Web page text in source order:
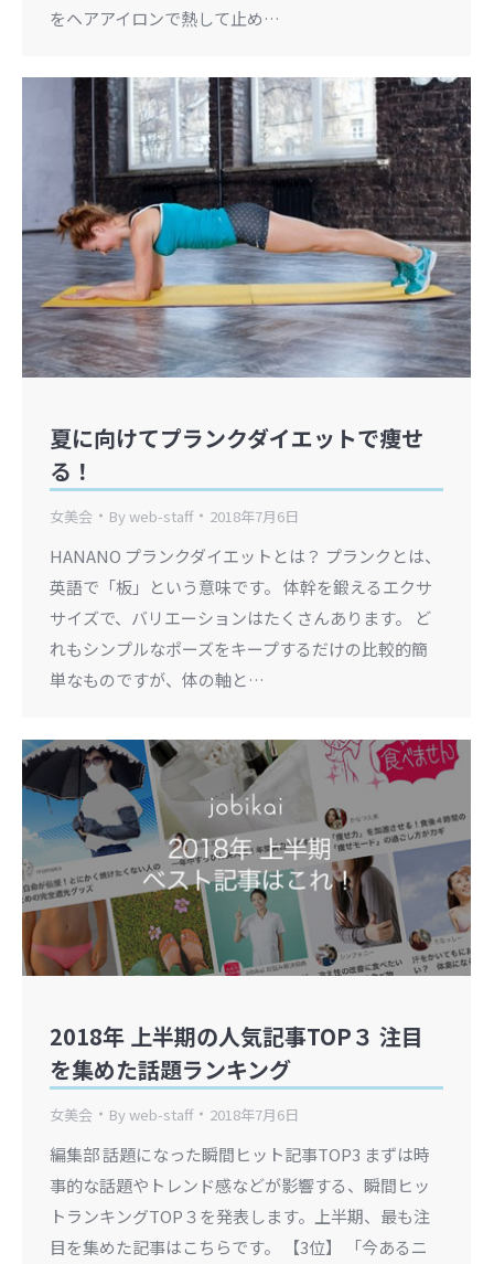
をヘアアイロンで熱して止め…
夏に向けてプランクダイエットで痩せ
る！
女美会 Byweb-staff 2018年7月6日
HANANO プランクダイエットとは？ プランクとは、
英語で「板」という意味です。 体幹を鍛えるエクサ
サイズで、バリエーションはたくさんあります。 ど
れもシンプルなポーズをキープするだけの比較的簡
単なものですが、体の軸と…
2018年 上半期の人気記事TOP３ 注目
を集めた話題ランキング
女美会 Byweb-staff 2018年7月6日
編集部 話題になった瞬間ヒット記事TOP3 まずは時
事的な話題やトレンド感などが影響する、瞬間ヒッ
トランキングTOP３を発表します。上半期、最も注
目を集めた記事はこちらです。 【3位】 「今あるニ